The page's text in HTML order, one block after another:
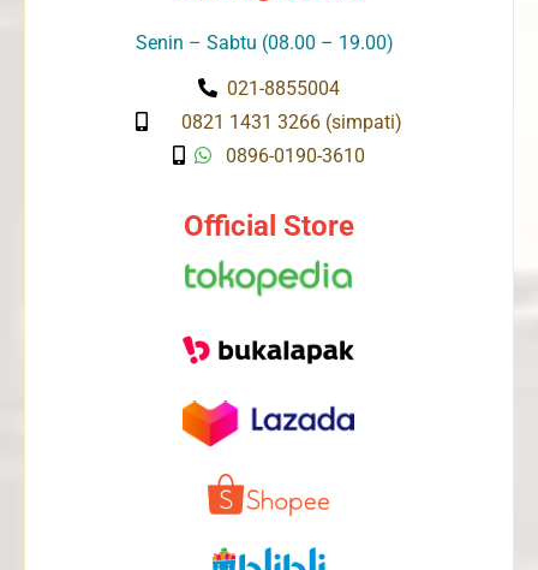
Senin – Sabtu (08.00 – 19.00)
021-8855004
0821 1431 3266 (simpati)
0896-0190-3610
Official Store